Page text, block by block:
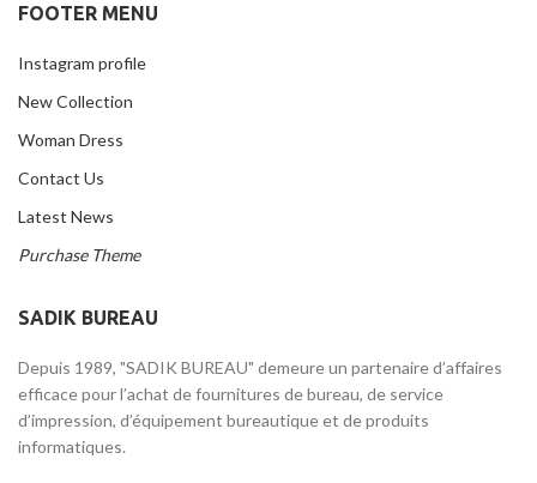
FOOTER MENU
Instagram profile
New Collection
Woman Dress
Contact Us
Latest News
Purchase Theme
SADIK BUREAU
Depuis 1989, "SADIK BUREAU" demeure un partenaire d’affaires
efficace pour l’achat de fournitures de bureau, de service
d’impression, d’équipement bureautique et de produits
informatiques.